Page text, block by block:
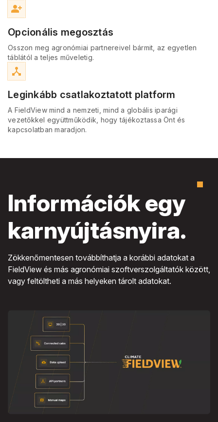
person_add_alt
Opcionális megosztás
Osszon meg agronómiai partnereivel bármit, az egyetlen
táblától a teljes műveletig.
device_hub
Leginkább csatlakoztatott platform
A FieldView mind a nemzeti, mind a globális iparági
vezetőkkel együttműködik, hogy tájékoztassa Önt és
kapcsolatban maradjon.
Információk egy
karnyújtásnyira.
Zökkenőmentesen továbbíthatja a korábbi adatokat a
FieldView és más agronómiai szoftverszolgáltatók között,
vagy feltöltheti a más helyeken tárolt adatokat.